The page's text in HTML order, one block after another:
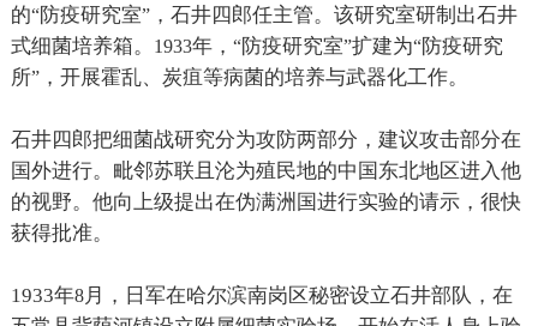
的“防疫研究室”，石井四郎任主管。该研究室研制出石井
式细菌培养箱。
1933年， “防疫研究室”扩建为“防疫研究
所”，开展霍乱、炭疽等病菌的培养与武器化工作。
石井四郎把细菌战研究分为攻防两部分，建议攻击部分在
国外进行。毗邻苏联且沦为殖民地的中国东北地区进入他
的视野。他向上级提出在伪满洲国进行实验的请示，很快
获得批准。
1933年8月，日军在哈尔滨南岗区秘密设立石井部队，在